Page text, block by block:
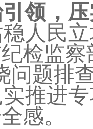
领，
人民
检监
问题排
推进
感。